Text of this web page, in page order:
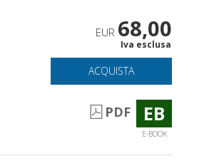
EUR 68,00
Iva esclusa
ACQUISTA
PDF EB
E-BOOK